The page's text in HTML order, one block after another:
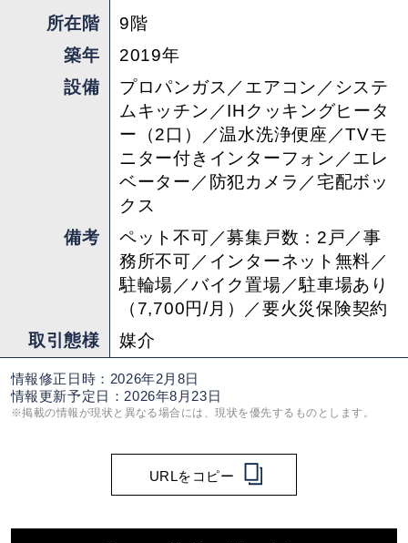
所在階
9階
築年
2019年
設備
プロパンガス／エアコン／システ
ムキッチン／IHクッキングヒータ
ー（2口）／温水洗浄便座／TVモ
ニター付きインターフォン／エレ
ベーター／防犯カメラ／宅配ボッ
クス
備考
ペット不可／募集戸数：2戸／事
務所不可／インターネット無料／
駐輪場／バイク置場／駐車場あり
（7,700円/月）／要火災保険契約
取引態様
媒介
情報修正日時：2026年2月8日
情報更新予定日：2026年8月23日
※掲載の情報が現状と異なる場合には、現状を優先するものとします。
URLをコピー